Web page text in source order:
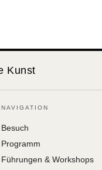
Kunst
NAVIGATION
Besuch
Programm
Führungen & Workshops